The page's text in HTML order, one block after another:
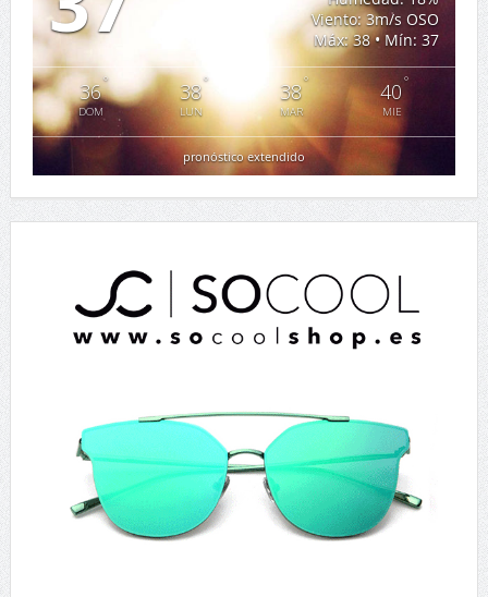
Viento: 3m/s OSO
Máx: 38 • Mín: 37
36°
DOM
38°
LUN
38°
MAR
40 °
MIE
pronóstico extendido